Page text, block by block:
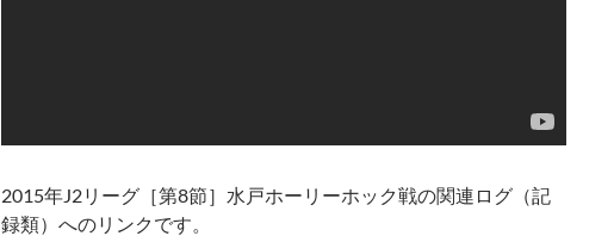
2015年J2リーグ［第8節］水戸ホーリーホック戦の関連ログ（記
録類）へのリンクです。